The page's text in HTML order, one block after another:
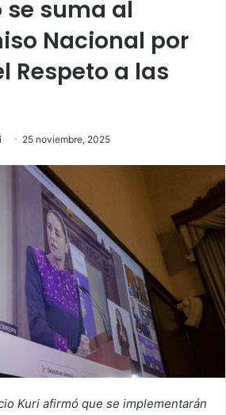
se suma al
Nacional por
Respeto a las
Send 25 noviembre, 2025
Kuri afirmó que se implementarán